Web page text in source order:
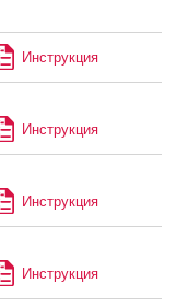
Инструкция
Инструкция
Инструкция
Инструкция